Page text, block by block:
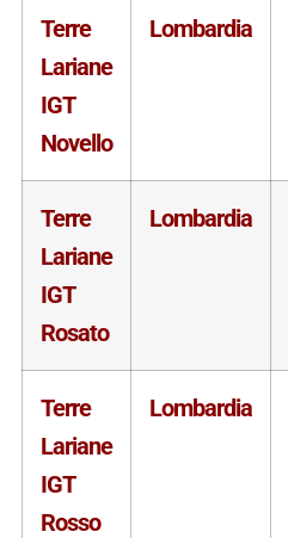
Terre
Lariane
IGT
Novello
Lombardia
Terre
Lariane
IGT
Rosato
Lombardia
Terre
Lariane
IGT
Rosso
Lombardia